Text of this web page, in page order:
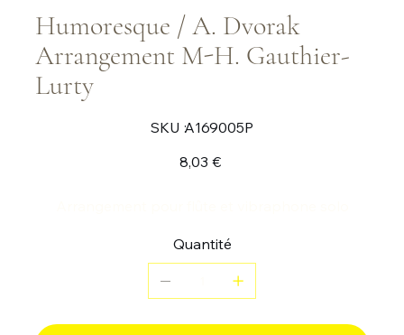
Humoresque / A. Dvorak
Arrangement M-H. Gauthier-
Lurty
SKU :SKU
A169005P
A169005P
8,03 €
Quantité